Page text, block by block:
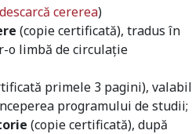
descarcă cererea)
(copie certificată), tradus în
o limbă de circulație
primele 3 pagini), valabil
programului de studii;
(copie certificată), după